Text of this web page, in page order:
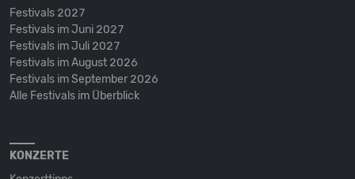
Festivals 2027
Festivals im Juni 2027
Festivals im Juli 2027
Festivals im August 2026
Festivals im September 2026
Alle Festivals im Überblick
KONZERTE